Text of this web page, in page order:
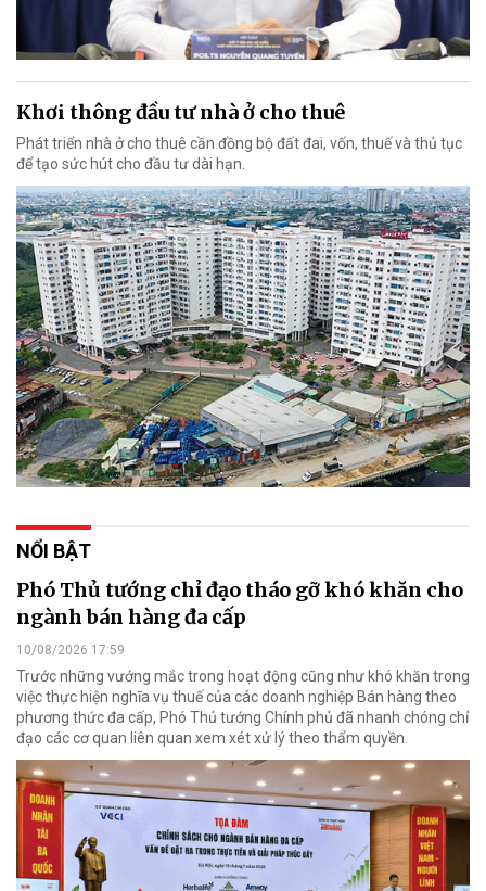
Khơi thông đầu tư nhà ở cho thuê
Phát triển nhà ở cho thuê cần đồng bộ đất đai, vốn, thuế và thủ tục
để tạo sức hút cho đầu tư dài hạn.
NỔI BẬT
Phó Thủ tướng chỉ đạo tháo gỡ khó khăn cho
ngành bán hàng đa cấp
10/08/2026 17:59
Trước những vướng mắc trong hoạt động cũng như khó khăn trong
việc thực hiện nghĩa vụ thuế của các doanh nghiệp Bán hàng theo
phương thức đa cấp, Phó Thủ tướng Chính phủ đã nhanh chóng chỉ
đạo các cơ quan liên quan xem xét xử lý theo thẩm quyền.